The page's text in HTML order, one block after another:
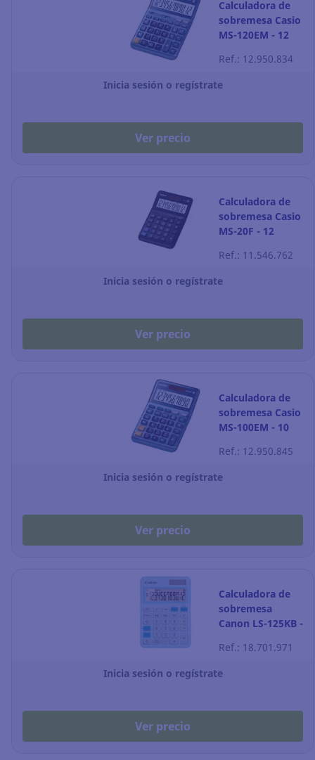
Calculadora de
sobremesa Casio
MS-120EM - 12
Ref.: 12.950.834
Inicia sesión o regístrate
Ver precio
Calculadora de
sobremesa Casio
MS-20F - 12
Ref.: 11.546.762
Inicia sesión o regístrate
Ver precio
Calculadora de
sobremesa Casio
MS-100EM - 10
Ref.: 12.950.845
Inicia sesión o regístrate
Ver precio
Calculadora de
sobremesa
Canon LS-125KB -
Ref.: 18.701.971
Inicia sesión o regístrate
Ver precio